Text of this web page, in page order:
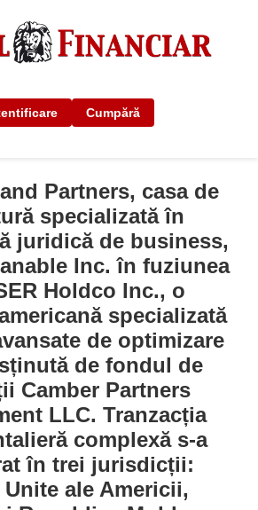
Cumpără
Partners, casa de
specializată în
juridică de business,
Inc. în fuziunea
Holdco Inc., o
specializată
de optimizare
de fondul de
Camber Partners
LLC. Tranzacția
complexă s-a
în trei jurisdicții:
Unite ale Americii,